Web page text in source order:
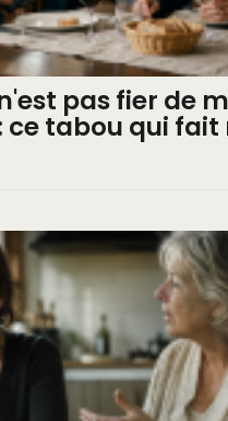
pas fier de
ce tabou qui